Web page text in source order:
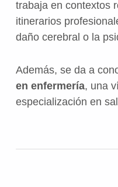
trabaja en contextos
itinerarios
daño cerebral o la
Además, se da a
en enfermería, una
especialización en